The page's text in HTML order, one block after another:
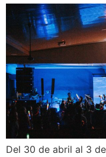
Del 30 de abril al 3